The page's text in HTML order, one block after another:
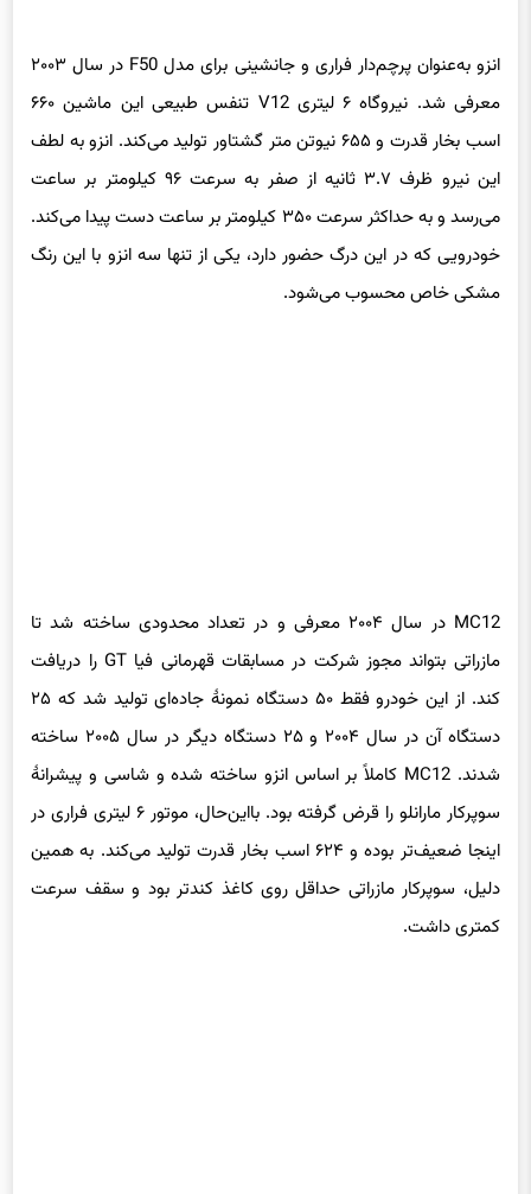
انزو به‌عنوان پرچم‌دار فراری و جانشینی برای مدل F50 در سال ۲۰۰۳
معرفی شد. نیروگاه ۶ لیتری V12 تنفس طبیعی این ماشین ۶۶۰
اسب بخار قدرت و ۶۵۵ نیوتن متر گشتاور تولید می‌کند. انزو به لطف
این نیرو ظرف ۳.۷ ثانیه از صفر به سرعت ۹۶ کیلومتر بر ساعت
می‌رسد و به حداکثر سرعت ۳۵۰ کیلومتر بر ساعت دست پیدا می‌کند.
خودرویی که در این درگ حضور دارد، یکی از تنها سه انزو با این رنگ
مشکی خاص محسوب می‌شود.
MC12 در سال ۲۰۰۴ معرفی و در تعداد محدودی ساخته شد تا
مازراتی بتواند مجوز شرکت در مسابقات قهرمانی فیا GT را دریافت
کند. از این خودرو فقط ۵۰ دستگاه نمونهٔ جاده‌ای تولید شد که ۲۵
دستگاه آن در سال ۲۰۰۴ و ۲۵ دستگاه دیگر در سال ۲۰۰۵ ساخته
شدند. MC12 کاملاً بر اساس انزو ساخته شده و شاسی و پیشرانهٔ
سوپرکار مارانلو را قرض گرفته بود. بااین‌حال، موتور ۶ لیتری فراری در
اینجا ضعیف‌تر بوده و ۶۲۴ اسب بخار قدرت تولید می‌کند. به همین
دلیل، سوپرکار مازراتی حداقل روی کاغذ کندتر بود و سقف سرعت
کمتری داشت.